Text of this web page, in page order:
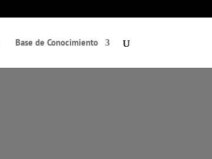
Base de Conocimiento